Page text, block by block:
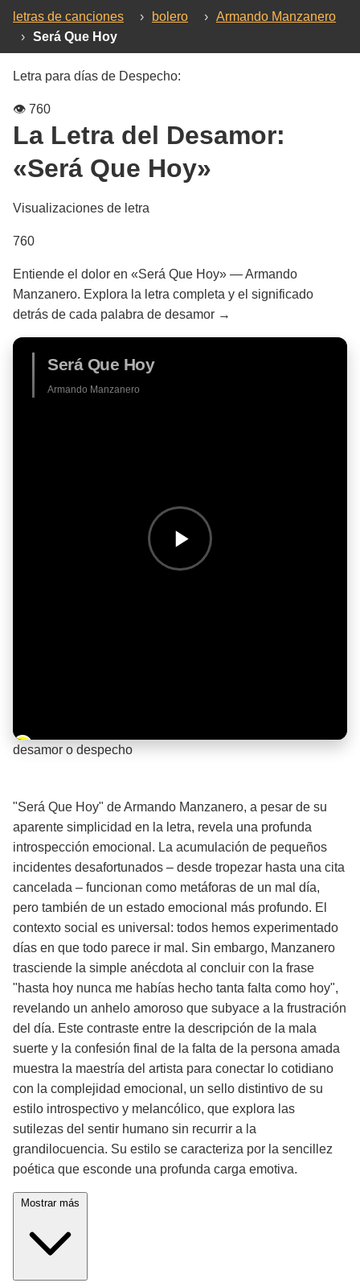
letras de canciones › bolero › Armando Manzanero
› Será Que Hoy
Letra para días de Despecho:
👁️ 760
La Letra del Desamor:
«Será Que Hoy»
Visualizaciones de letra
760
Entiende el dolor en «Será Que Hoy» — Armando
Manzanero. Explora la letra completa y el significado
detrás de cada palabra de desamor →
Será Que Hoy
Armando Manzanero
Barra de progreso de la reproducción
desamor o despecho
"Será Que Hoy" de Armando Manzanero, a pesar de su
aparente simplicidad en la letra, revela una profunda
introspección emocional. La acumulación de pequeños
incidentes desafortunados – desde tropezar hasta una cita
cancelada – funcionan como metáforas de un mal día,
pero también de un estado emocional más profundo. El
contexto social es universal: todos hemos experimentado
días en que todo parece ir mal. Sin embargo, Manzanero
trasciende la simple anécdota al concluir con la frase
"hasta hoy nunca me habías hecho tanta falta como hoy",
revelando un anhelo amoroso que subyace a la frustración
del día. Este contraste entre la descripción de la mala
suerte y la confesión final de la falta de la persona amada
muestra la maestría del artista para conectar lo cotidiano
con la complejidad emocional, un sello distintivo de su
estilo introspectivo y melancólico, que explora las
sutilezas del sentir humano sin recurrir a la
grandilocuencia. Su estilo se caracteriza por la sencillez
poética que esconde una profunda carga emotiva.